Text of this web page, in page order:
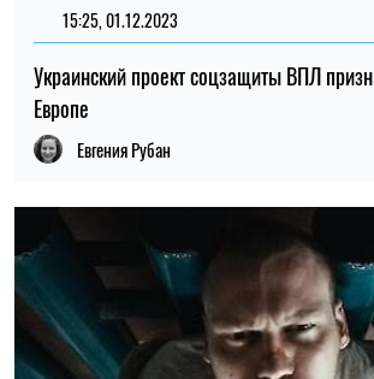
15:25, 01.12.2023
Украинский проект соцзащиты ВПЛ
Европе
Евгения Рубан